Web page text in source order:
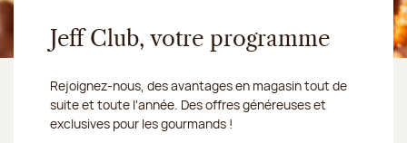
Jeff Club, votre programme
Rejoignez-nous, des avantages en magasin tout de
suite et toute l'année. Des offres généreuses et
exclusives pour les gourmands !